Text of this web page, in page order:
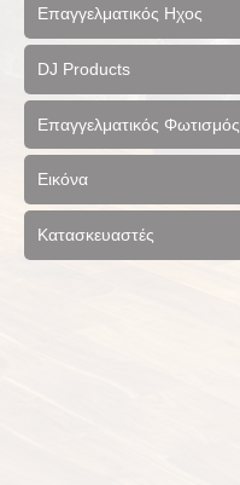
Επαγγελματικός Ηχος
DJ Products
Επαγγελματικός Φωτισμός
Εικόνα
Κατασκευαστές